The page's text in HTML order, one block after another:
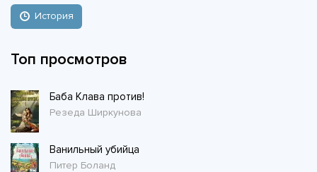
История
Топ просмотров
Баба Клава против!
Резеда Ширкунова
Ванильный убийца
Питер Боланд